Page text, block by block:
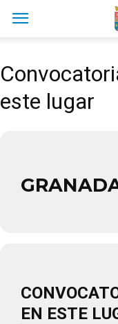
este lugar
EN ESTE